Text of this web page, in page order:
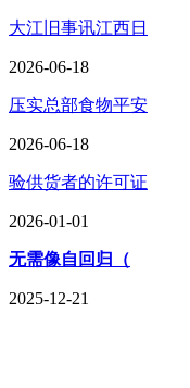
大江旧事讯江西日
2026-06-18
压实总部食物平安
2026-06-18
验供货者的许可证
2026-01-01
无需像自回归（
2025-12-21